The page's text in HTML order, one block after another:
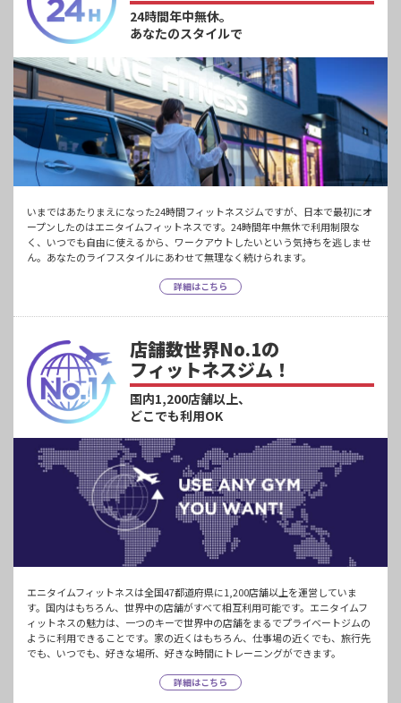
24時間年中無休。
あなたのスタイルで
いまではあたりまえになった24時間フィットネスジムですが、日本で最初にオ
ープンしたのはエニタイムフィットネスです。24時間年中無休で利用制限な
く、いつでも自由に使えるから、ワークアウトしたいという気持ちを逃しませ
ん。あなたのライフスタイルにあわせて無理なく続けられます。
詳細はこちら
店舗数世界No.1の
フィットネスジム！
国内1,200店舗以上、
どこでも利用OK
エニタイムフィットネスは全国47都道府県に1,200店舗以上を運営していま
す。国内はもちろん、世界中の店舗がすべて相互利用可能です。エニタイムフ
ィットネスの魅力は、一つのキーで世界中の店舗をまるでプライベートジムの
ように利用できることです。家の近くはもちろん、仕事場の近くでも、旅行先
でも、いつでも、好きな場所、好きな時間にトレーニングができます。
詳細はこちら